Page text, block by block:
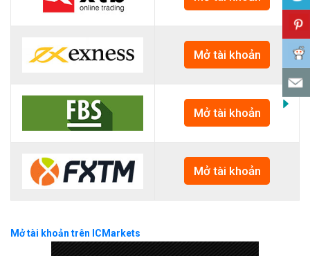
Mở tài khoản
Mở tài khoản
Mở tài khoản
Mở tài khoản trên ICMarkets